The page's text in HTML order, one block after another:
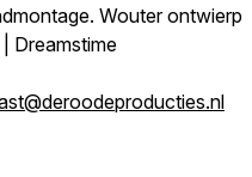
Wouter ontwierp
Dreamstime